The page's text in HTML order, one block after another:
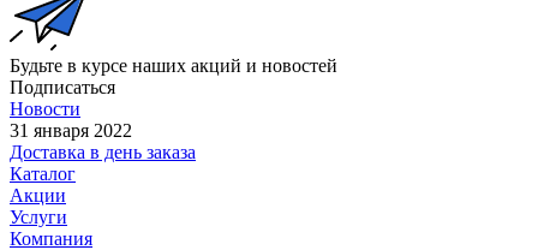
Будьте в курсе наших акций и новостей
Подписаться
Новости
31 января 2022
Доставка в день заказа
Каталог
Акции
Услуги
Компания